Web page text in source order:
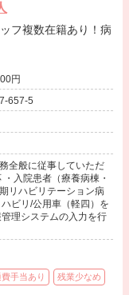
281,100円
657-5
全般に従事していただ
入院患者（療養病棟・
リハビリテーション病
ビリ/公用車（軽四）を
理システムの入力を行
手当あり 残業少なめ